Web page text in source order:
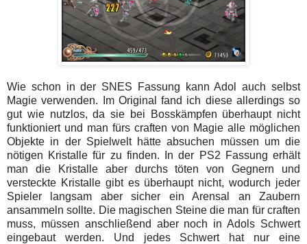
Wie schon in der SNES Fassung kann Adol auch selbst
Magie verwenden. Im Original fand ich diese allerdings so
gut wie nutzlos, da sie bei Bosskämpfen überhaupt nicht
funktioniert und man fürs craften von Magie alle möglichen
Objekte in der Spielwelt hätte absuchen müssen um die
nötigen Kristalle für zu finden. In der PS2 Fassung erhält
man die Kristalle aber durchs töten von Gegnern und
versteckte Kristalle gibt es überhaupt nicht, wodurch jeder
Spieler langsam aber sicher ein Arensal an Zaubern
ansammeln sollte. Die magischen Steine die man für craften
muss, müssen anschließend aber noch in Adols Schwert
eingebaut werden. Und jedes Schwert hat nur eine